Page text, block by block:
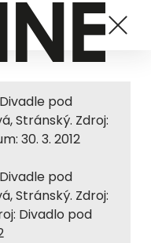
pod
Stránský. Zdroj:
30. 3. 2012
pod
Stránský. Zdroj:
Divadlo pod